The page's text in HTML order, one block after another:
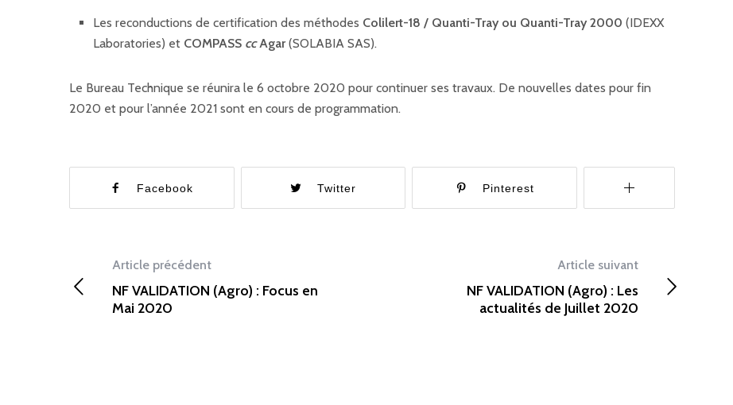
Les reconductions de certification des méthodes Colilert-18 / Quanti-Tray ou Quanti-Tray 2000 (IDEXX
Laboratories) et COMPASS ccAgar(SOLABIA SAS).
Le Bureau Technique se réunira le 6 octobre 2020 pour continuer ses travaux. De nouvelles dates pour fin
2020 et pour l’année 2021 sont en cours de programmation.
Facebook Twitter Pinterest
Article précédent
NF VALIDATION (Agro) : Focus en
Mai 2020
Article suivant
NF VALIDATION (Agro) : Les
actualités de Juillet 2020